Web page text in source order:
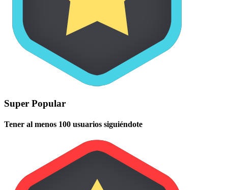
Super Popular
Tener al menos 100 usuarios siguiéndote